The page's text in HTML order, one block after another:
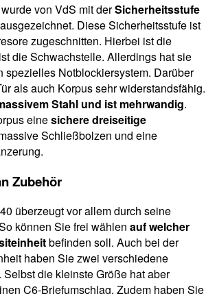
von VdS mit derSicherheitsstufe
ausgezeichnet. Diese Sicherheitsstufe ist
zugeschnitten. Hierbei ist die
die Schwachstelle. Allerdings hat sie
spezielles Notblockiersystem. Darüber
als auch Korpus sehr widerstandsfähig.
Stahl und ist mehrwandig.
einesichere dreiseitige
Schließbolzen und eine
Zubehör
überzeugt vor allem durch seine
können Sie frei wählen auf welcher
befinden soll. Auch bei der
haben Sie zwei verschiedene
die kleinste Größe hat aber
C6-Briefumschlag. Zudem haben Sie